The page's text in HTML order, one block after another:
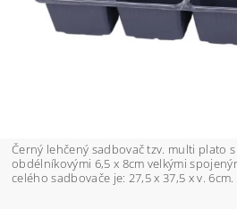
Černý lehčený sadbovač tzv. multi plato
obdélníkovými 6,5 x 8cm velkými
celého sadbovače je: 27,5 x 37,5 x v. 6cm.